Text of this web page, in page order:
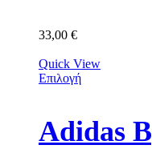
33,00 €
Quick View
Επιλογή
Adidas